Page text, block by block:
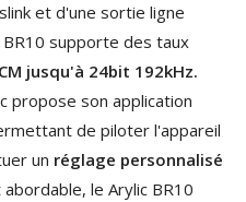
et d'une sortie ligne
supporte des taux
jusqu'à 24bit 192kHz.
propose son application
de piloter l'appareil
un réglage personnalisé
le Arylic BR10